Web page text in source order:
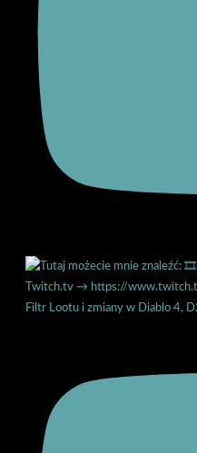
Filtr Lootu i zmiany w Diablo 4,